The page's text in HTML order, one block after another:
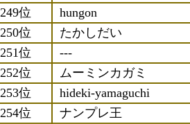
249位
hungon
250位
たかしだい
251位
---
252位
ムーミンカガミ
253位
hideki-yamaguchi
254位
ナンプレ王